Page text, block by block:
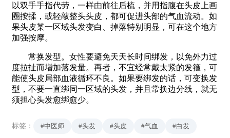
以双手手指代劳，一样由前往后梳，并用指腹在头皮上画
圈按揉，或轻敲整头头皮，都可促进头部的气血流动。如
果头皮某一区域头发变白、掉落特别明显，可在这个地方
加强按摩。
常换发型。女性要避免天天长时间绑发，以免外力过
度拉扯而增加落发量。再者，不宜经常戴太紧的发箍，可
能使头皮局部血液循环不良。如果要绑发的话，可变换发
型，不要一直绑同一区域的头发，并且常换边分线，就无
须担心头发愈绑愈少。
标签： #中医师 #头发 #头皮 #气血 #白发